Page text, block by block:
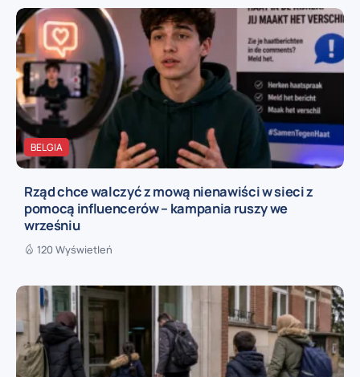
BELGIA
Rząd chce walczyć z mową nienawiści w sieci z
pomocą influencerów – kampania ruszy we
wrześniu
120 Wyświetleń